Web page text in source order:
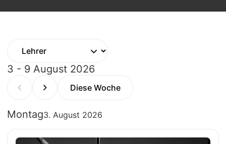
3 - 9 August 2026
Diese Woche
Montag3. August 2026